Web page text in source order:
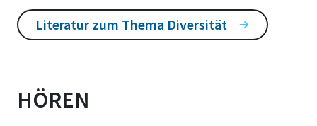
Literatur zum Thema Diversität
HÖREN